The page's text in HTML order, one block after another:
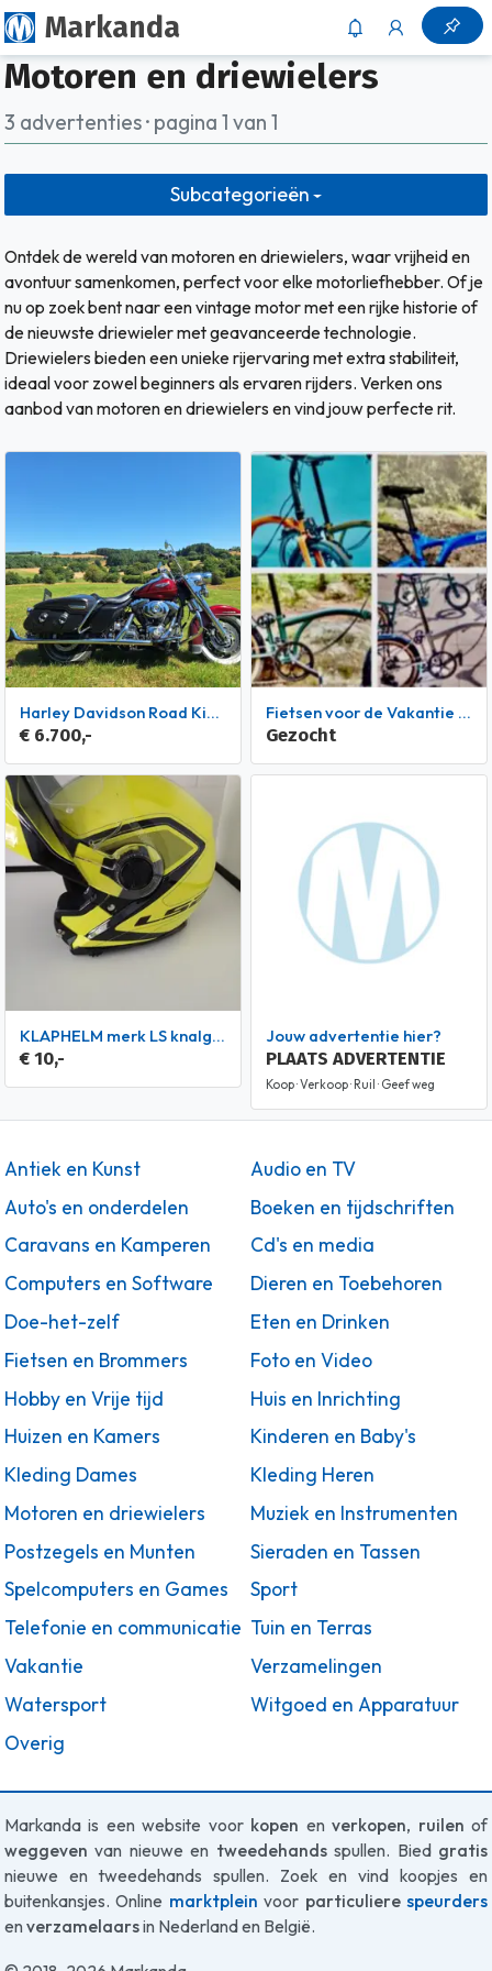
Markanda
Motoren en driewielers
3 advertenties · pagina 1 van 1
Subcategorieën
Ontdek de wereld van motoren en driewielers, waar vrijheid en
avontuur samenkomen, perfect voor elke motorliefhebber. Of je
nu op zoek bent naar een vintage motor met een rijke historie of
de nieuwste driewieler met geavanceerde technologie.
Driewielers bieden een unieke rijervaring met extra stabiliteit,
ideaal voor zowel beginners als ervaren rijders. Verken ons
aanbod van motoren en driewielers en vind jouw perfecte rit.
Harley Davidson Road King 2001
€ 6.700,-
Fietsen voor de Vakantie Camping van Brompton Riese Birdy Müller
Gezocht
KLAPHELM merk LS knalgeel
€ 10,-
Jouw advertentie hier?
PLAATS ADVERTENTIE
Koop · Verkoop · Ruil · Geef weg
Antiek en Kunst
Audio en TV
Auto's en onderdelen
Boeken en tijdschriften
Caravans en Kamperen
Cd's en media
Computers en Software
Dieren en Toebehoren
Doe-het-zelf
Eten en Drinken
Fietsen en Brommers
Foto en Video
Hobby en Vrije tijd
Huis en Inrichting
Huizen en Kamers
Kinderen en Baby's
Kleding Dames
Kleding Heren
Motoren en driewielers
Muziek en Instrumenten
Postzegels en Munten
Sieraden en Tassen
Spelcomputers en Games
Sport
Telefonie en communicatie Tuin en Terras
Vakantie
Verzamelingen
Watersport
Witgoed en Apparatuur
Overig
Markanda is een website voor kopen enverkopen, ruilen of
weggeven van nieuwe en tweedehandsspullen. Bied gratis
nieuwe en tweedehands spullen. Zoek en vind koopjes en
buitenkansjes. Online marktplein voor particulierespeurders
en verzamelaarsin Nederland en België.